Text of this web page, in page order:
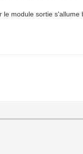
module sortie s'allume